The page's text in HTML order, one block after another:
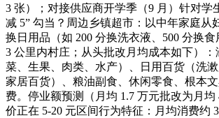
3 张）；对接供应商开学季（9 月）针对学
减 5” 勾当？周边乡镇超市：以中年家庭从
换日用品（如 200 分换洗衣液、500 分换
3 公里内村庄；从头批改月均成本如下）
菜、生果、肉类、水产）、日用百货（洗漱
家居百货）、粮油副食、休闲零食、根本
费。停业额预测（月均 1.7 万元批改为月均
价正在 5-20 元区间行为特征：月均消费约